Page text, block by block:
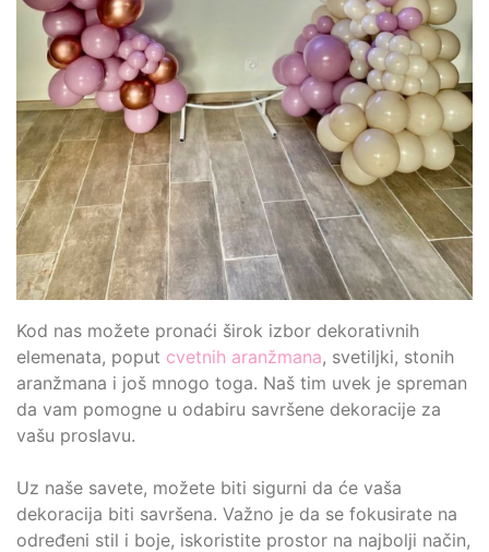
Kod nas možete pronaći širok izbor dekorativnih
elemenata, poput cvetnih aranžmana, svetiljki, stonih
aranžmana i još mnogo toga. Naš tim uvek je spreman
da vam pomogne u odabiru savršene dekoracije za
vašu proslavu.
Uz naše savete, možete biti sigurni da će vaša
dekoracija biti savršena. Važno je da se fokusirate na
određeni stil i boje, iskoristite prostor na najbolji način,